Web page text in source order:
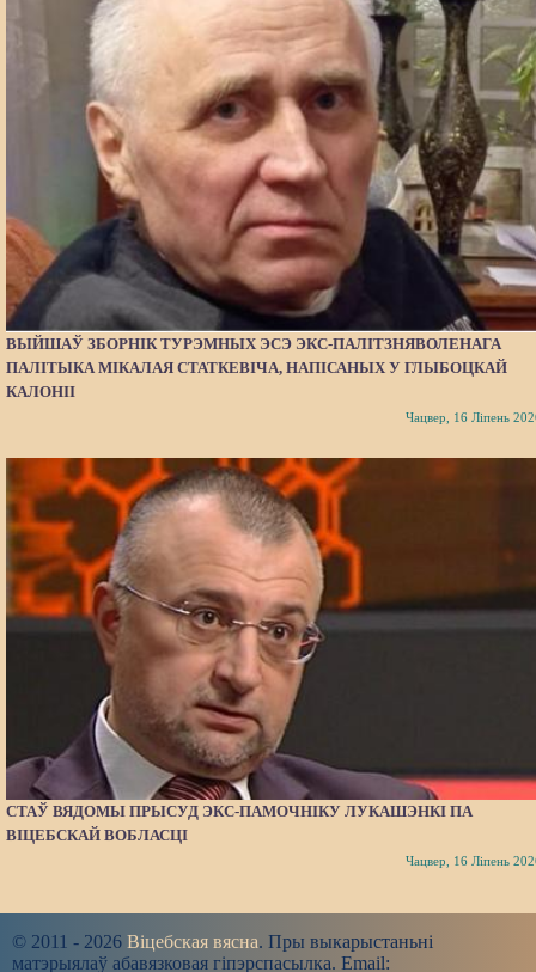
ВЫЙШАЎ ЗБОРНІК ТУРЭМНЫХ ЭСЭ ЭКС-ПАЛІТЗНЯВОЛЕНАГА
ПАЛІТЫКА МІКАЛАЯ СТАТКЕВІЧА, НАПІСАНЫХ У ГЛЫБОЦКАЙ
КАЛОНІІ
Чацвер, 16 Ліпень
СТАЎ ВЯДОМЫ ПРЫСУД ЭКС-ПАМОЧНІКУ ЛУКАШЭНКІ ПА
ВІЦЕБСКАЙ ВОБЛАСЦІ
Чацвер, 16 Ліпень
© 2011 - 2026 Віцебская вясна. Пры выкарыстаньні
матэрыялаў абавязковая гіпэрспасылка. Email: